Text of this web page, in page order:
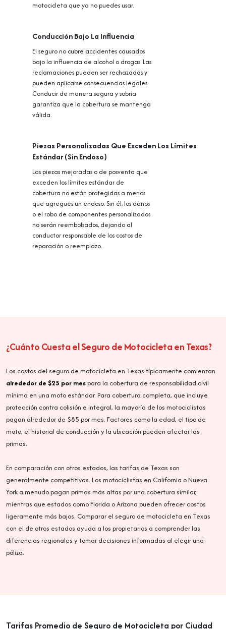
motocicleta que ya no puedes usar.
Conducción Bajo La Influencia
El seguro no cubre accidentes causados
bajo la influencia de alcohol o drogas. Las
reclamaciones pueden ser rechazadas y
pueden aplicarse consecuencias legales.
Conducir de manera segura y sobria
garantiza que la cobertura se mantenga
válida.
Piezas Personalizadas Que Exceden Los Límites
Estándar (Sin Endoso)
Las piezas mejoradas o de posventa que
exceden los límites estándar de
cobertura no están protegidas a menos
que agregues un endoso. Sin él, los daños
o el robo de componentes personalizados
no serán reembolsados, dejando al
conductor responsable de los costos de
reparación o reemplazo.
¿Cuánto Cuesta el Seguro de Motocicleta en Texas?
Los costos del seguro de motocicleta en Texas típicamente comienzan
alrededor de $25 por mespara la cobertura de responsabilidad civil
mínima en una moto estándar. Para cobertura completa, que incluye
protección contra colisión e integral, la mayoría de los motociclistas
pagan alrededor de $85 por mes. Factores como la edad, el tipo de
moto, el historial de conducción y la ubicación pueden afectar las
primas.
En comparación con otros estados, las tarifas de Texas son
generalmente competitivas. Los motociclistas en California o Nueva
York a menudo pagan primas más altas por una cobertura similar,
mientras que estados como Florida o Arizona pueden ofrecer costos
ligeramente más bajos. Comparar el seguro de motocicleta en Texas
con el de otros estados ayuda a los propietarios a comprender las
diferencias regionales y tomar decisiones informadas al elegir una
póliza.
Tarifas Promedio de Seguro de Motocicleta por Ciudad